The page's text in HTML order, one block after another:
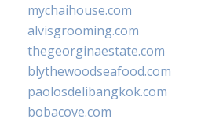
mychaihouse.com
alvisgrooming.com
thegeorginaestate.com
blythewoodseafood.com
paolosdelibangkok.com
bobacove.com